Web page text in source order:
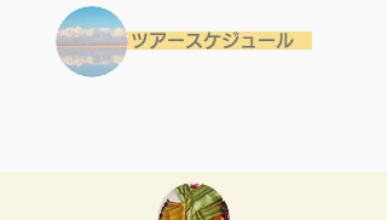
​ ツアースケジュール